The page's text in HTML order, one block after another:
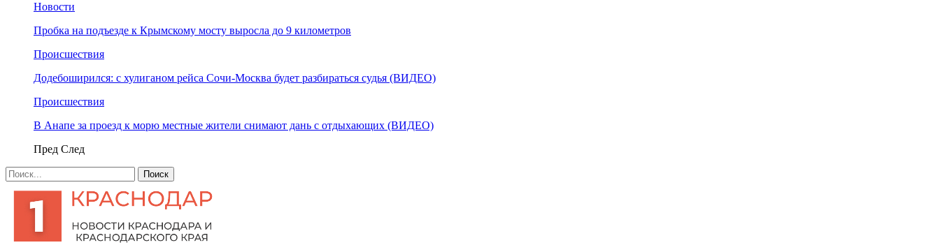
Новости
Пробка на подъезде к Крымскому мосту выросла до 9 километров
Происшествия
Додебоширился: с хулиганом рейса Сочи-Москва будет разбираться судья (ВИДЕО)
Происшествия
В Анапе за проезд к морю местные жители снимают дань с отдыхающих (ВИДЕО)
Пред След